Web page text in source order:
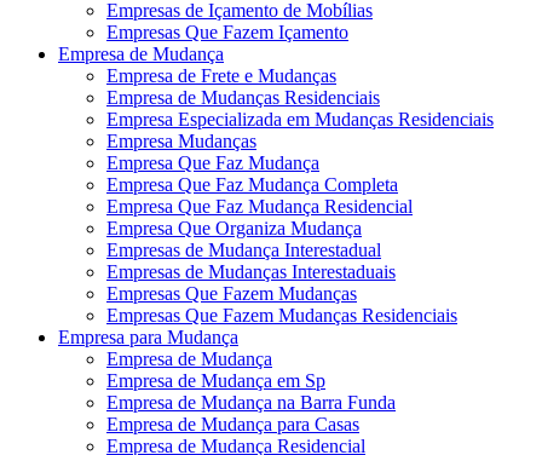
Empresas de Içamento de Mobílias
Empresas Que Fazem Içamento
Empresa de Mudança
Empresa de Frete e Mudanças
Empresa de Mudanças Residenciais
Empresa Especializada em Mudanças Residenciais
Empresa Mudanças
Empresa Que Faz Mudança
Empresa Que Faz Mudança Completa
Empresa Que Faz Mudança Residencial
Empresa Que Organiza Mudança
Empresas de Mudança Interestadual
Empresas de Mudanças Interestaduais
Empresas Que Fazem Mudanças
Empresas Que Fazem Mudanças Residenciais
Empresa para Mudança
Empresa de Mudança
Empresa de Mudança em Sp
Empresa de Mudança na Barra Funda
Empresa de Mudança para Casas
Empresa de Mudança Residencial